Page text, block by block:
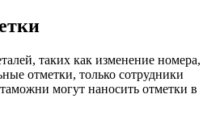
таких как изменение номера,
отметки, только сотрудники
могут наносить отметки в